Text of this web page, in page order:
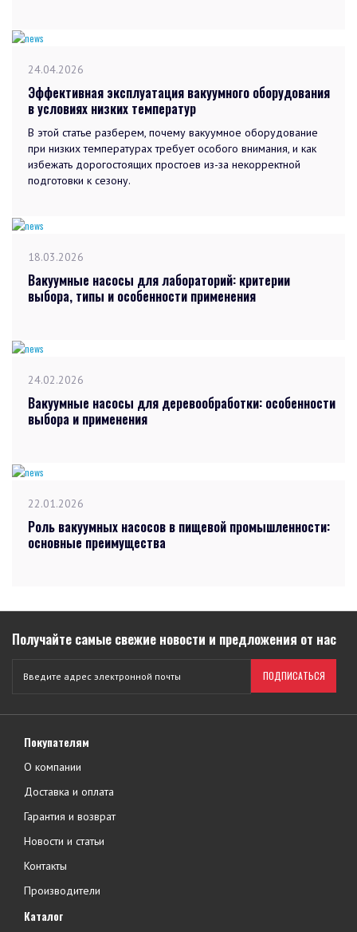
24.04.2026
Эффективная эксплуатация вакуумного оборудования
в условиях низких температур
В этой статье разберем, почему вакуумное оборудование
при низких температурах требует особого внимания, и как
избежать дорогостоящих простоев из-за некорректной
подготовки к сезону.
18.03.2026
Вакуумные насосы для лабораторий: критерии
выбора, типы и особенности применения
24.02.2026
Вакуумные насосы для деревообработки: особенности
выбора и применения
22.01.2026
Роль вакуумных насосов в пищевой промышленности:
основные преимущества
Получайте самые свежие новости и предложения от нас
ПОДПИСАТЬСЯ
Покупателям
О компании
Доставка и оплата
Гарантия и возврат
Новости и статьи
Контакты
Производители
Каталог